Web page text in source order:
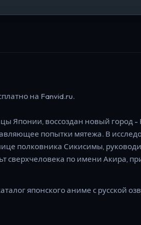
на Fanvid.ru.
Японии, воссоздан новый
попытки мятежа. В
полковника Сикисимы,
сверхчеловека по имени Акира,
японского аниме с русской